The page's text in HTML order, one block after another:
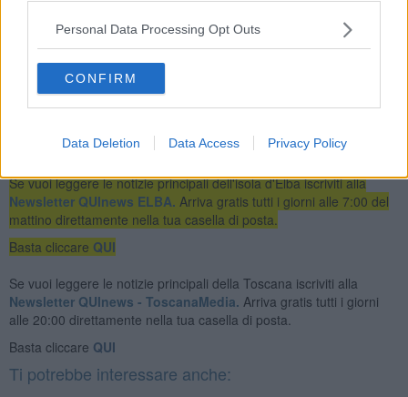
Personal Data Processing Opt Outs
CONFIRM
Data Deletion Data Access Privacy Policy
ASA SpA ricorda che saranno comunque garantite tutte le attività di
pronto intervento e i servizi commerciali online resteranno attivi.
Se vuoi leggere le notizie principali dell'isola d'Elba iscriviti alla
Newsletter QUInews ELBA. Arriva gratis tutti i giorni alle 7:00 del
mattino direttamente nella tua casella di posta.
Basta cliccare QUI
Se vuoi leggere le notizie principali della Toscana iscriviti alla
Newsletter QUInews - ToscanaMedia. Arriva gratis tutti i giorni
alle 20:00 direttamente nella tua casella di posta.
Basta cliccare QUI
Ti potrebbe interessare anche: